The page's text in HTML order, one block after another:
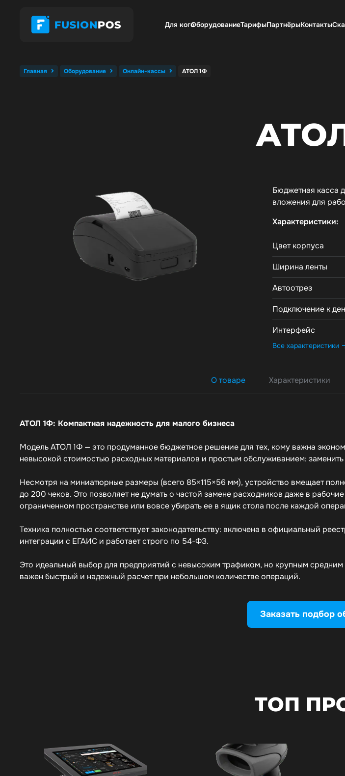
Для когоОборудованиеТарифыПартнёрыКонтакты
Главная Оборудование Онлайн-кассы АТОЛ 1Ф
Бюджетная касса
вложения для
Характеристики:
Цвет корпуса
Ширина ленты
Автоотрез
Подключение к
Интерфейс
Все характеристики
О товаре Характеристики
АТОЛ 1Ф: Компактная надежность для малого бизнеса
Модель АТОЛ 1Ф — это продуманное бюджетное решение для тех, кому важна
невысокой стоимостью расходных материалов и простым обслуживанием:
Несмотря на миниатюрные размеры (всего 85×115×56 мм), устройство вмещает
до 200 чеков. Это позволяет не думать о частой замене расходников даже в
ограниченном пространстве или вовсе убирать ее в ящик стола после каждой
Техника полностью соответствует законодательству: включена в официальный
интеграции с ЕГАИС и работает строго по 54-ФЗ.
Это идеальный выбор для предприятий с невысоким трафиком, но крупным
важен быстрый и надежный расчет при небольшом количестве операций.
Заказать подбор
ТОП